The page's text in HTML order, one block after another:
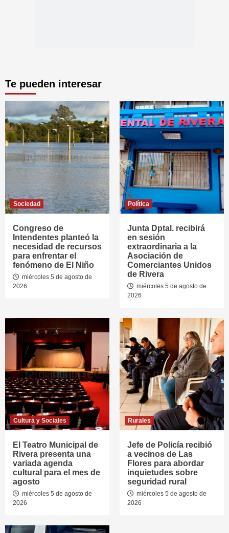
Te pueden interesar
Sociedad
Congreso de
Intendentes planteó la
necesidad de recursos
para enfrentar el
fenómeno de El Niño
miércoles 5 de agosto de
2026
Política
Junta Dptal. recibirá
en sesión
extraordinaria a la
Asociación de
Comerciantes Unidos
de Rivera
miércoles 5 de agosto de
2026
Cultura y Sociales
El Teatro Municipal de
Rivera presenta una
variada agenda
cultural para el mes de
agosto
miércoles 5 de agosto de
2026
Rurales
Jefe de Policía recibió
a vecinos de Las
Flores para abordar
inquietudes sobre
seguridad rural
miércoles 5 de agosto de
2026